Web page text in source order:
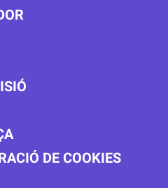
DE COOKIES